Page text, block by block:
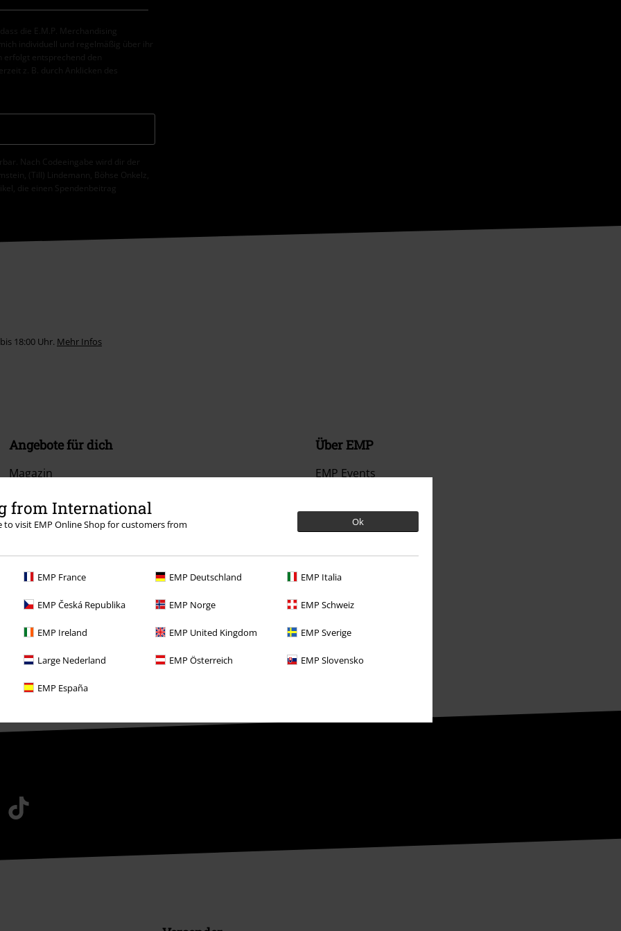
from International
to visit EMP Online Shop for customers from
Ok
EMP France EMP Deutschland EMP Italia
EMP Česká Republika EMP Norge EMP Schweiz
EMP Ireland EMP United Kingdom EMP Sverige
Large Nederland EMP Österreich EMP Slovensko
EMP España
die E.M.P. Merchandising
individuell und regelmäßig über ihr
entsprechend den
z. B. durch Anklicken des
Nach Codeeingabe wird dir der
(Till) Lindemann, Böhse Onkelz,
die einen Spendenbeitrag
18:00 Uhr. Mehr Infos
Angebote für dich
Magazin
Gewinnspiele
EMP Gutscheine bestellen
EMP Backstage Club
Studentenrabatt
Über EMP
EMP Events
EMP Stores
Nachhaltigkeit
Jobs bei EMP